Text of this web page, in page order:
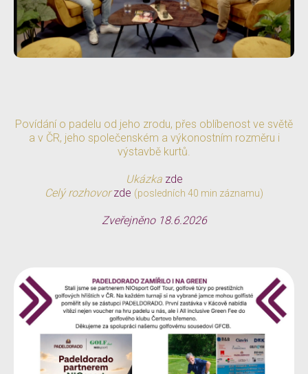
Povídání o padelu od jeho zrodu, přes oblíbenost ve světě
a v ČR, jeho společenském a výkonostním rozměru i
výstavbě kurtů.
Ukázka zde
Celý rozhovor zde (posledních 40 min záznamu)
Zveřejněno 18.6.2026